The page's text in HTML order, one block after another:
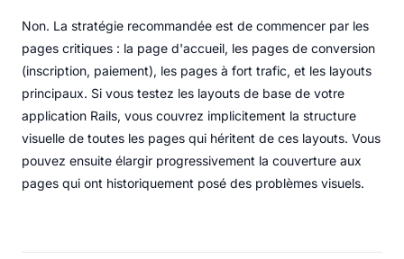
Non. La stratégie recommandée est de commencer par les
pages critiques : la page d'accueil, les pages de conversion
(inscription, paiement), les pages à fort trafic, et les layouts
principaux. Si vous testez les layouts de base de votre
application Rails, vous couvrez implicitement la structure
visuelle de toutes les pages qui héritent de ces layouts. Vous
pouvez ensuite élargir progressivement la couverture aux
pages qui ont historiquement posé des problèmes visuels.